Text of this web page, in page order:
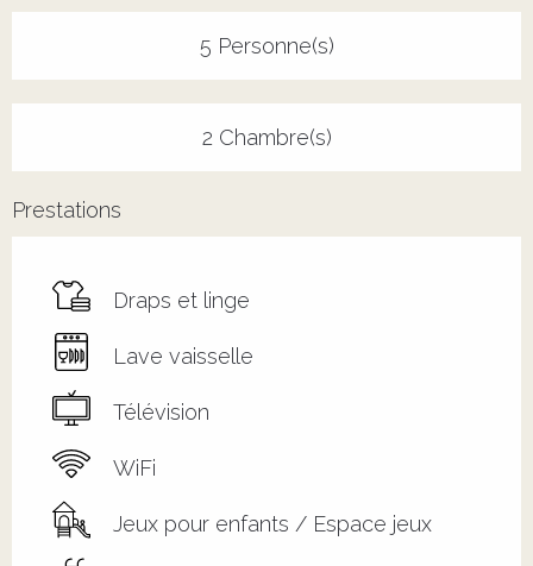
5 Personne(s)
2 Chambre(s)
Prestations
Draps et linge
Lave vaisselle
Télévision
WiFi
Jeux pour enfants / Espace jeux